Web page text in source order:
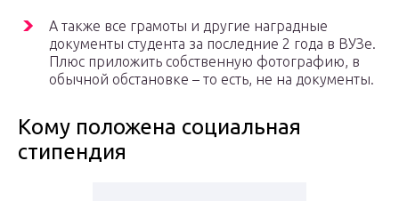
А также все грамоты и другие наградные
документы студента за последние 2 года в ВУЗе.
Плюс приложить собственную фотографию, в
обычной обстановке – то есть, не на документы.
Кому положена социальная
стипендия